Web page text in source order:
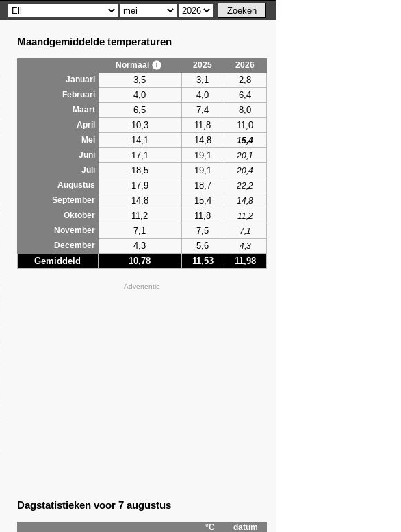
Maandgemiddelde temperaturen
Normaal 2025
2026
Januari
3,5 3,1 2,8
Februari 4,0 4,0 6,4
Maart 6,5 7,4 8,0
April 10,3 11,8 11,0
Mei 14,1 14,8
15,4
Juni
17,1 19,1
20,1
Juli
18,5 19,1
20,4
Augustus
17,9 18,7
22,2
September
14,8 15,4
14,8
Oktober
11,2 11,8
11,2
November
7,1 7,5
7,1
December
4,3 5,6 4,3
Gemiddeld 10,78 11,53 11,98
Advertentie
Dagstatistieken voor 7 augustus
°C
datum